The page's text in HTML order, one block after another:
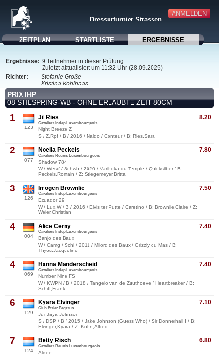
ANMELDEN
Dressurturnier Strassen
ZEITPLAN STARTLISTE ERGEBNISSE
Ergebnisse: 9 Teilnehmer in dieser Prüfung.
Zuletzt aktualisiert um 11:32 Uhr (28.09.2025)
Richter:
Stefanie Große
Kristina Kohlhaas
PRIX IHP
08 STILSPRING-WB - OHNE ERLAUBTE ZEIT 80CM
1
123
8.20
Jil Ries
Cavaliers Indep.Luxembourgeois
Night Breeze Z
S / Z.Rpf / B / 2016 / Naldo / Conteur / B: Ries,Sara
2
077
7.80
Noelia Peckels
Cavaliers Reunis Luxembourgeois
Shadow 784
W / Westf / Schwb / 2020 / Varihoka du Temple / Quicksilber / B:
Peckels,Romain / Z: Stiegemeyer,Britta
3
126
7.50
Imogen Brownlie
Cavaliers Indep.Luxembourgeois
Ecuador 29
W / Lux.W / B / 2016 / Elvis ter Putte / Caretino / B: Brownlie,Claire / Z:
Weier,Christian
4
004
7.40
Alice Cerny
Cavaliers Indep.Luxembourgeois
Banjo des Baux
W / Camg / Schi / 2011 / Milord des Baux / Grizzly du Mas / B:
Thyes,Jacqueline
4
069
7.40
Hanna Manderscheid
Cavaliers Indep.Luxembourgeois
Number Nine FS
W / KWPN / B / 2018 / Tangelo van de Zuuthoeve / Heartbreaker / B:
Schiff,Frank
6
129
7.10
Kyara Elvinger
Club Etrier Pegasus
Juli Jaya Johnson
S / DSP / B / 2015 / Jake Johnson (Guess Who) / Sir Donnerhall I / B:
Elvinger,Kyara / Z: Kohn,Alfred
7
124
6.80
Betty Risch
Cavaliers Reunis Luxembourgeois
Alizee